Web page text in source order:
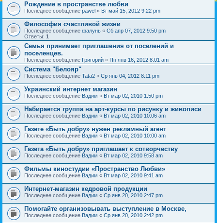
Рождение в пространстве любви
Последнее сообщение pawel « Вт май 15, 2012 9:22 pm
Философия счастливой жизни
Последнее сообщение фалунь « Сб апр 07, 2012 9:50 pm
Ответы: 1
Семья принимает приглашения от поселений и
поселенцев.
Последнее сообщение Григорий « Пн янв 16, 2012 8:01 am
Система "Белояр"
Последнее сообщение Tata2 « Ср янв 04, 2012 8:11 pm
Украинский интернет магазин
Последнее сообщение Вадим « Вт мар 02, 2010 1:50 pm
Набирается группа на арт-курсы по рисунку и живописи
Последнее сообщение Вадим « Вт мар 02, 2010 10:06 am
Газете «Быть добру» нужен рекламный агент
Последнее сообщение Вадим « Вт мар 02, 2010 10:00 am
Газета «Быть добру» приглашает к сотворчеству
Последнее сообщение Вадим « Вт мар 02, 2010 9:58 am
Фильмы киностудии «Пространство Любви»
Последнее сообщение Вадим « Вт мар 02, 2010 9:41 am
Интернет-магазин кедровой продукции
Последнее сообщение Вадим « Ср янв 20, 2010 2:47 pm
Помогайте организовывать выступление в Москве,
Последнее сообщение Вадим « Ср янв 20, 2010 2:42 pm